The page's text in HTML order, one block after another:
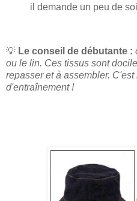
il demande un peu de
💡 Le conseil de débutante :
ou le lin. Ces tissus sont
repasser et à assembler.
d'entraînement !